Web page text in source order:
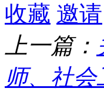
收藏 邀请
上一篇：
师、社